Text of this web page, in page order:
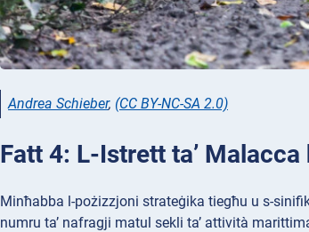
Andrea Schieber, (CC BY-NC-SA 2.0)
Fatt 4: L-Istrett ta’
Minħabba l-pożizzjoni strateġika tiegħu u s-
numru ta’ nafragji matul sekli ta’ attività